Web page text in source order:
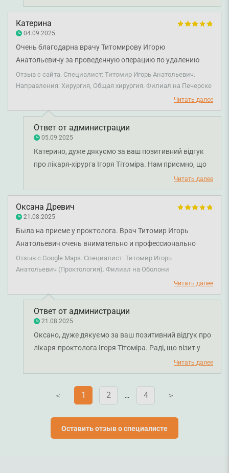
лікаря. Бажаємо вам міцного здоров'я!
Катерина
04.09.2025
Очень благодарна врачу Титомирову Игорю
Анатольевичу за проведенную операцию по удалению
аденомы. Все прошло отлично, без осложнений. Врач –
настоящий профессионал своего дела, внимательный и
Отзыв с сайта. Специалист: Титомир Игорь Анатольевич.
Направления: Хирургия, Общая хирургия. Филиал на Печерске
Читать далее
Ответ от администрации
05.09.2025
Катерино, дуже дякуємо за ваш позитивний відгук
про лікаря-хірурга Ігоря Тітоміра. Нам приємно, що
ви відзначили професіоналізм і уважність лікаря.
Бажаємо вам міцного здоров'я!
Читать далее
Оксана Древич
21.08.2025
Была на приеме у проктолога. Врач Титомир Игорь
Анатольевич очень внимательно и профессионально
подготовил меня к обзору. Всё прошло комфортно, без
стресса. Спасибо.
Отзыв с Google Maps. Специалист: Титомир Игорь
Анатольевич (Проктология). Филиал на Оболони
Читать далее
Ответ от администрации
21.08.2025
Оксано, дуже дякуємо за ваш позитивний відгук про
лікаря-проктолога Ігоря Тітоміра. Раді, що візит у
лікаря пройшов комфортно та без зайвого
хвилювання. Бажаємо вам міцного здоров'я!
Читать далее
V 1 2 … 4 V
Оставить отзыв о специалисте